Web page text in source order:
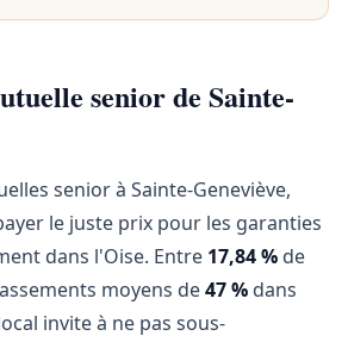
senior de Sainte-
senior à Sainte-Geneviève,
le juste prix pour les garanties
dans l'Oise. Entre 17,84 % de
moyens de47 % dans
invite à ne pas sous-